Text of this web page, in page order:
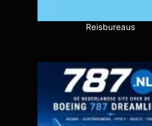
Reisbureaus